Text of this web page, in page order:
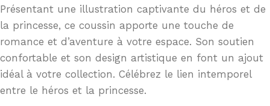
Présentant une illustration captivante du héros et de
la princesse, ce coussin apporte une touche de
romance et d’aventure à votre espace. Son soutien
confortable et son design artistique en font un ajout
idéal à votre collection. Célébrez le lien intemporel
entre le héros et la princesse.